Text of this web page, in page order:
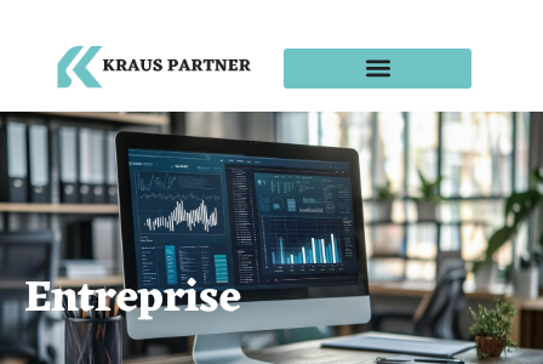
Entreprise